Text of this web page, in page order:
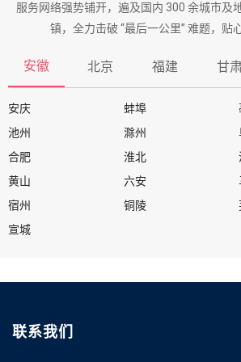
服务网络强势铺开，遍及国内 300 余城市及
镇，全力击破 “最后一公里” 难题，贴
安徽 北京 福建 甘肃
安庆 蚌埠
池州
滁州
合肥
淮北
黄山
六安
宿州
铜陵
宣城
联系我们